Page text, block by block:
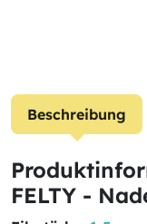
Beschreibung
FELTY -